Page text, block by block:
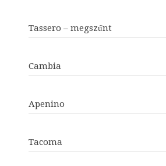
Tassero – megszűnt
Cambia
Apenino
Tacoma